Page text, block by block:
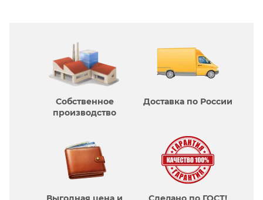
Собственное
производcтво
Доставка по России